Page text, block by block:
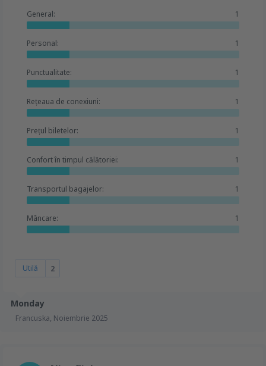
Monday
Francuska, Noiembrie 2025
General: 1
Personal: 1
Punctualitate: 1
Rețeaua de conexiuni: 1
Prețul biletelor: 1
Confort în timpul călătoriei: 1
Transportul bagajelor: 1
Mâncare: 1
Utilă 2